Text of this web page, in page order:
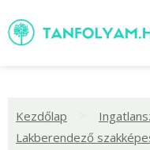
Kezdőlap
Lakberendező